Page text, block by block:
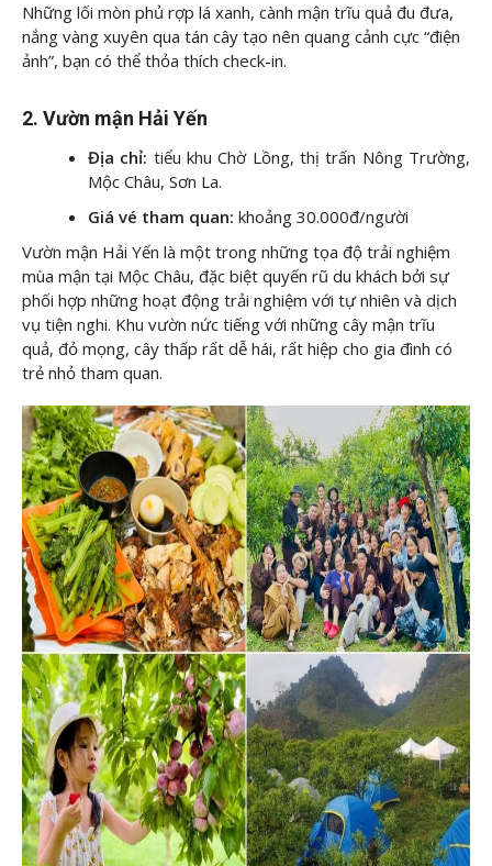
Những lối mòn phủ rợp lá xanh, cành mận trĩu quả đu đưa,
nắng vàng xuyên qua tán cây tạo nên quang cảnh cực “điện
ảnh”, bạn có thể thỏa thích check-in.
2. Vườn mận Hải Yến
Địa chỉ: tiểu khu Chờ Lồng, thị trấn Nông Trường,
Mộc Châu, Sơn La.
Giá vé tham quan: khoảng 30.000đ/người
Vườn mận Hải Yến là một trong những tọa độ trải nghiệm
mùa mận tại Mộc Châu, đặc biệt quyến rũ du khách bởi sự
phối hợp những hoạt động trải nghiệm với tự nhiên và dịch
vụ tiện nghi. Khu vườn nức tiếng với những cây mận trĩu
quả, đỏ mọng, cây thấp rất dễ hái, rất hiệp cho gia đình có
trẻ nhỏ tham quan.